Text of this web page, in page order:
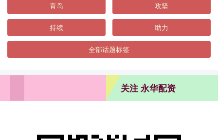
青岛 攻坚
持续 助力
全部话题标签
关注 永华配资